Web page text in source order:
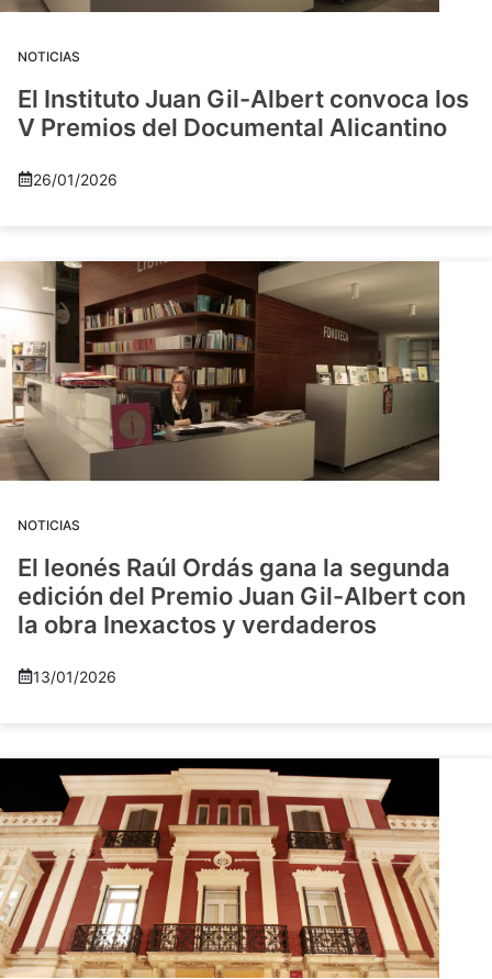
NOTICIAS
El Instituto Juan Gil-Albert convoca los
V Premios del Documental Alicantino
26/01/2026
NOTICIAS
El leonés Raúl Ordás gana la segunda
edición del Premio Juan Gil-Albert con
la obra Inexactos y verdaderos
13/01/2026